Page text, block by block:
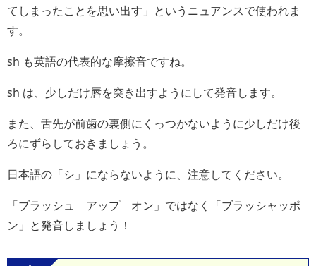
てしまったことを思い出す」というニュアンスで使われま
す。
sh も英語の代表的な摩擦音ですね。
sh は、少しだけ唇を突き出すようにして発音します。
また、舌先が前歯の裏側にくっつかないように少しだけ後
ろにずらしておきましょう。
日本語の「シ」にならないように、注意してください。
「ブラッシュ アップ オン」ではなく「ブラッシャッポ
ン」と発音しましょう！